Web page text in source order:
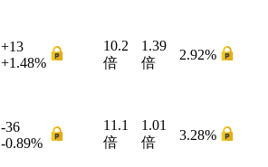
+13
+1.48%
10.2
倍
1.39
倍
2.92%
-36
-0.89%
11.1
倍
1.01
倍
3.28%